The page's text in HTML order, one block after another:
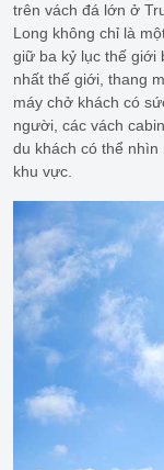
trên vách đá lớn ở
Long không chỉ là
giữ ba kỷ lục thế giới
nhất thế giới, thang
máy chở khách có
người, các vách
du khách có thể nhìn
khu vực.